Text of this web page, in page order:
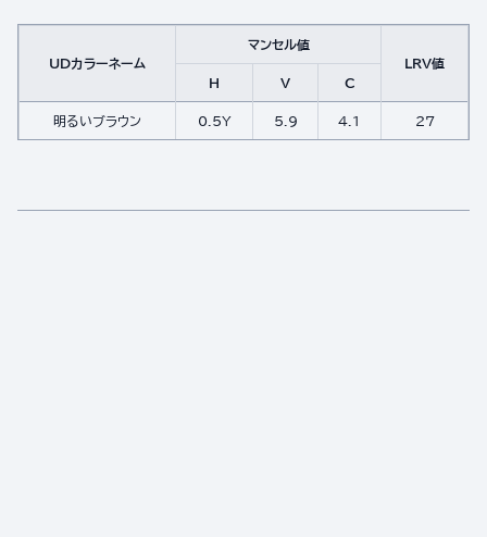
UDカラーネーム
マンセル値
LRV値
H
V C
明るいブラウン 0.5Y 5.9 4.1 27